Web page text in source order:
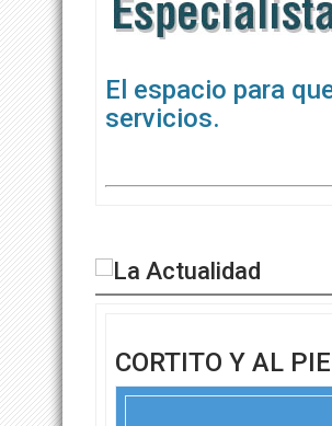
El espacio para
servicios.
CORTITO Y AL